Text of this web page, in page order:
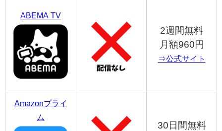
ABEMA TV
2週間無料
月額960円
⇒公式サイト
Amazonプライ
ム
30日間無料